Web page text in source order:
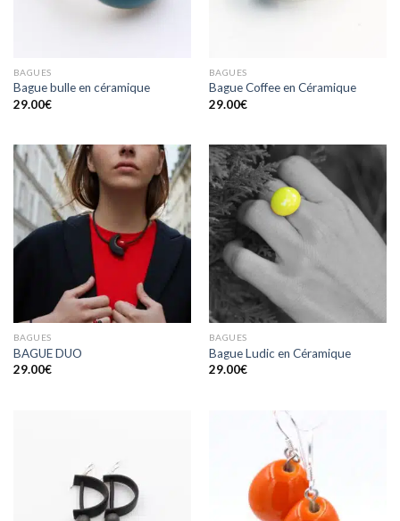
BAGUES
Bague bulle en céramique
29.00€
BAGUES
Bague Coffee en Céramique
29.00€
BAGUES
BAGUE DUO
29.00€
BAGUES
Bague Ludic en Céramique
29.00€